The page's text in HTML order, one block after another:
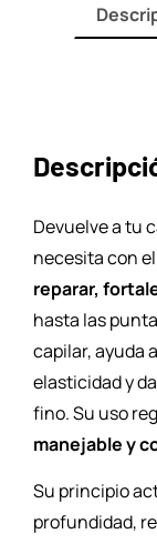
Devuelve a tu
necesita con el
reparar,
hasta las
capilar, ayuda a
elasticidad y
fino. Su uso
manejable y
Su principio
profundidad,